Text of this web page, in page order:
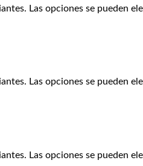
Las opciones se pueden
Las opciones se pueden
Las opciones se pueden